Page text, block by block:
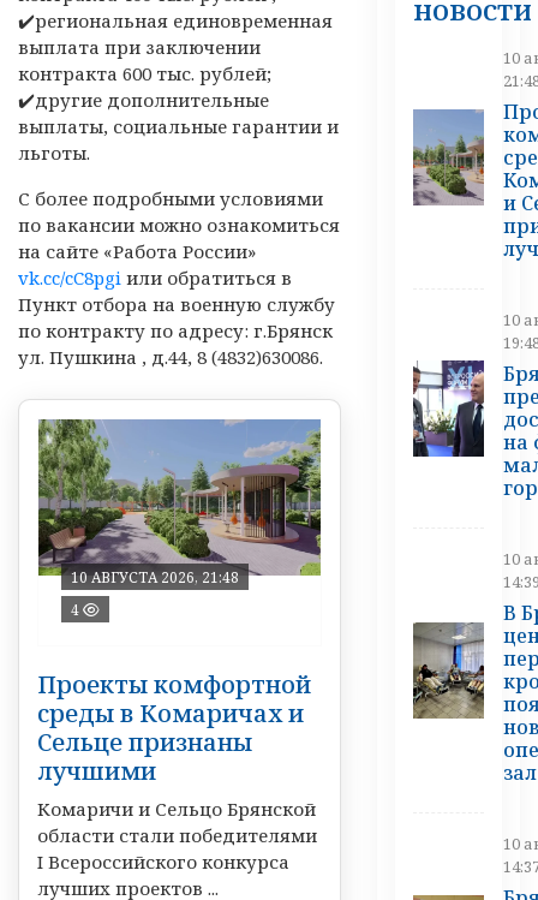
✔️региональная единовременная
выплата при заключении
контракта 600 тыс. рублей;
✔️другие дополнительные
выплаты, социальные гарантии и
льготы.
С более подробными условиями
по вакансии можно ознакомиться
на сайте «Работа России»
vk.cc/cC8pgi или обратиться в
Пункт отбора на военную службу
по контракту по адресу: г.Брянск
ул. Пушкина , д.44, 8 (4832)630086.
10 АВГУСТА 2026, 21:48
4
Проекты комфортной
среды в Комаричах и
Сельце признаны
лучшими
Комаричи и Сельцо Брянской
области стали победителями
I Всероссийского конкурса
лучших проектов ...
новости
10
и
10
на
10
В
зал
10